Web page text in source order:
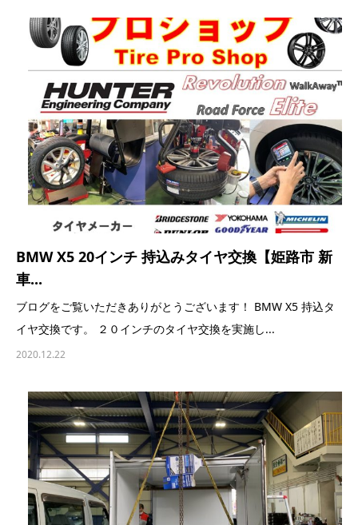
BMW X5 20インチ 持込みタイヤ交換【姫路市 新
車...
ブログをご覧いただきありがとうございます！ BMW X5 持込タ
イヤ交換です。 ２０インチのタイヤ交換を実施し...
2020.12.22